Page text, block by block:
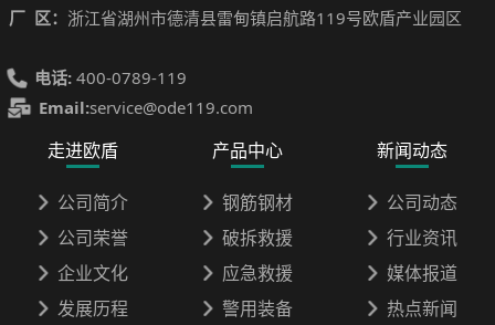
厂 区： 浙江省湖州市德清县雷甸镇启航路119号欧盾产业园区
电话: 400-0789-119
Email:service@ode119.com
走进欧盾
公司简介
公司荣誉
企业文化
发展历程
产品中心
钢筋钢材
破拆救援
应急救援
警用装备
新闻动态
公司动态
行业资讯
媒体报道
热点新闻